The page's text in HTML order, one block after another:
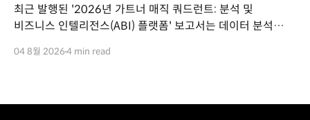
최근 발행된 '2026년 가트너 매직 쿼드런트: 분석 및
비즈니스 인텔리전스(ABI) 플랫폼' 보고서는 데이터 분석
이번 보고서를 통해 ABI 시장의 변화 흐름과 세일즈포스
04 8월 20264 min read